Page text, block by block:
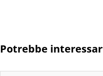
Potrebbe